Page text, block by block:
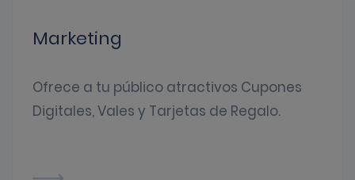
Marketing
Ofrece a tu público atractivos Cupones
Digitales, Vales y Tarjetas de Regalo.